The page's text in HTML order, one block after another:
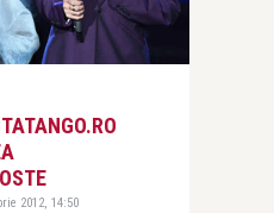
2012, 14:50